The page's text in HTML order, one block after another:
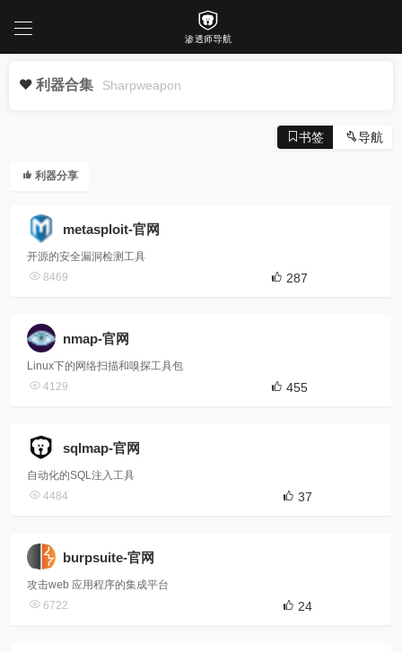
利器合集 Sharpweapon
书签 导航
利器分享
metasploit-官网
开源的安全漏洞检测工具
8469
287
nmap-官网
Linux下的网络扫描和嗅探工具包
4129
455
sqlmap-官网
自动化的SQL注入工具
4484
37
burpsuite-官网
攻击web 应用程序的集成平台
6722
24